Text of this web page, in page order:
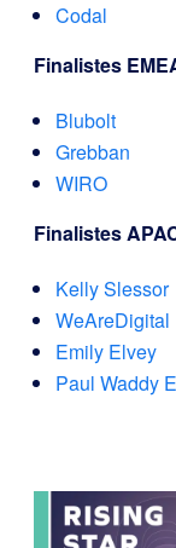
Codal
Finalistes
Blubolt
Grebban
WIRO
Finalistes
Kelly Slessor
WeAreDigital
Emily Elvey
Paul Waddy